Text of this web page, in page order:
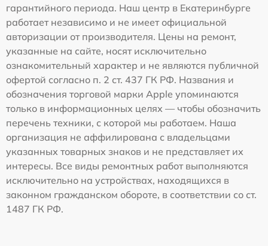
гарантийного периода. Наш центр в Екатеринбурге
работает независимо и не имеет официальной
авторизации от производителя. Цены на ремонт,
указанные на сайте, носят исключительно
ознакомительный характер и не являются публичной
офертой согласно п. 2 ст. 437 ГК РФ. Названия и
обозначения торговой марки Apple упоминаются
только в информационных целях — чтобы обозначить
перечень техники, с которой мы работаем. Наша
организация не аффилирована с владельцами
указанных товарных знаков и не представляет их
интересы. Все виды ремонтных работ выполняются
исключительно на устройствах, находящихся в
законном гражданском обороте, в соответствии со ст.
1487 ГК РФ.